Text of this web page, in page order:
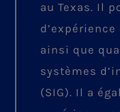
au Texas. Il
ainsi que
systèmes
(SIG). Il a